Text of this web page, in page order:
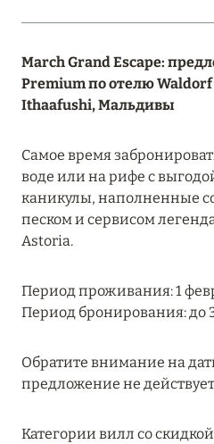
Подробнее
ЗАБРОНИРУЙТЕ FOUR
DUBAI AT JUMEIRAH
ЦЕНАМ
Подробнее
04 апреля 2025
НАПИТКОВ ДЛЯ HB И FB
Подробнее
March Grand Escape:
Premium по отелю
Ithaafushi, Мальдивы
Самое время
воде или на рифе с
каникулы, наполненные
песком и сервисом
Astoria.
Период проживания: 1
Период бронирования: до
Обратите внимание на
предложение не
Категории вилл со скидкой